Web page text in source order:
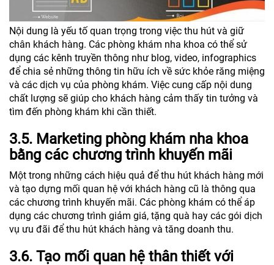
Nội dung là yếu tố quan trọng trong việc thu hút và giữ
chân khách hàng. Các phòng khám nha khoa có thể sử
dụng các kênh truyền thông như blog, video, infographics
để chia sẻ những thông tin hữu ích về sức khỏe răng miệng
và các dịch vụ của phòng khám. Việc cung cấp nội dung
chất lượng sẽ giúp cho khách hàng cảm thấy tin tưởng và
tìm đến phòng khám khi cần thiết.
3.5. Marketing phòng khám nha khoa
bằng các chương trình khuyến mãi
Một trong những cách hiệu quả để thu hút khách hàng mới
và tạo dựng mối quan hệ với khách hàng cũ là thông qua
các chương trình khuyến mãi. Các phòng khám có thể áp
dụng các chương trình giảm giá, tặng quà hay các gói dịch
vụ ưu đãi để thu hút khách hàng và tăng doanh thu.
3.6. Tạo mối quan hệ thân thiết với